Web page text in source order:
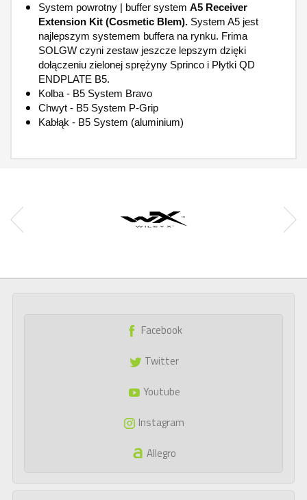
System powrotny | buffer system A5 Receiver
Extension Kit (Cosmetic Blem). System A5 jest
najlepszym systemem buffera na rynku. Frima
SOLGW czyni zestaw jeszcze lepszym dzięki
dołączeniu zielonej sprężyny Sprinco i Płytki QD
ENDPLATE B5.
Kolba - B5 System Bravo
Chwyt - B5 System P-Grip
Kabłąk - B5 System (aluminium)
Facebook
Twitter
Youtube
Instagram
Allegro